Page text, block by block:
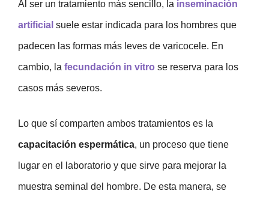
Al ser un tratamiento más sencillo, la inseminación
artificial suele estar indicada para los hombres que
padecen las formas más leves de varicocele. En
cambio, la fecundación in vitro se reserva para los
casos más severos.
Lo que sí comparten ambos tratamientos es la
capacitación espermática, un proceso que tiene
lugar en el laboratorio y que sirve para mejorar la
muestra seminal del hombre. De esta manera, se